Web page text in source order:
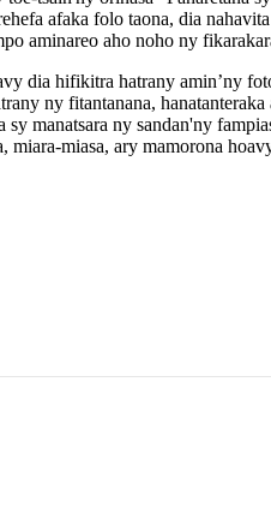
afaka folo taona, dia
aminareo aho noho ny
dia hifikitra hatrany amin’ny
ny fitantanana,
manatsara ny sandan'ny
miara-miasa, ary mamorona